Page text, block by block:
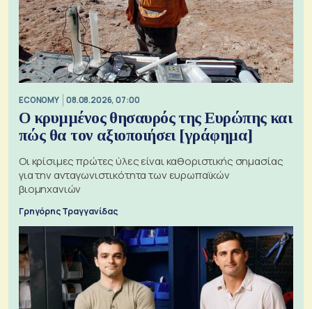
ECONOMY 08.08.2026, 07:00
Ο κρυμμένος θησαυρός της Ευρώπης και
πώς θα τον αξιοποιήσει [γράφημα]
Οι κρίσιμες πρώτες ύλες είναι καθοριστικής σημασίας
για την ανταγωνιστικότητα των ευρωπαϊκών
βιομηχανιών
Γρηγόρης Τραγγανίδας